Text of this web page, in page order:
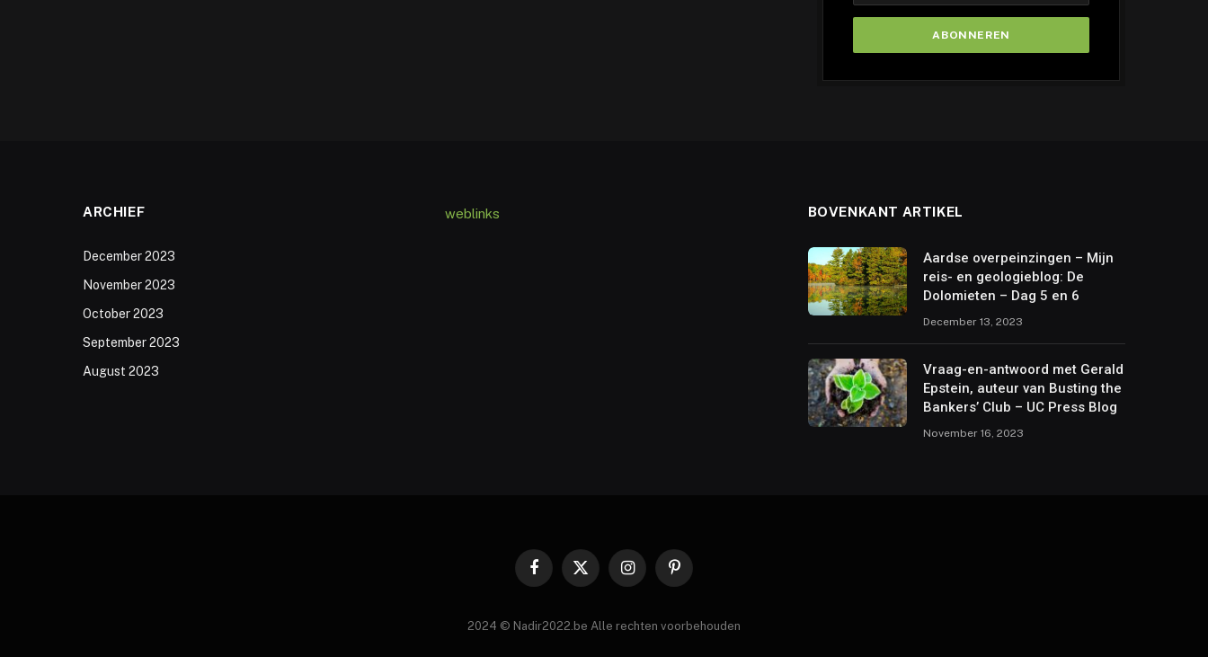
ARCHIEF
December 2023
November 2023
October 2023
September 2023
August 2023
weblinks BOVENKANT ARTIKEL
Aardse overpeinzingen – Mijn
reis- en geologieblog: De
Dolomieten – Dag 5 en 6
December 13, 2023
Vraag-en-antwoord met Gerald
Epstein, auteur van Busting the
Bankers’ Club – UC Press Blog
November 16, 2023
Facebook
X
InstagramPinterest
2024 © Nadir2022.be Alle rechten voorbehouden